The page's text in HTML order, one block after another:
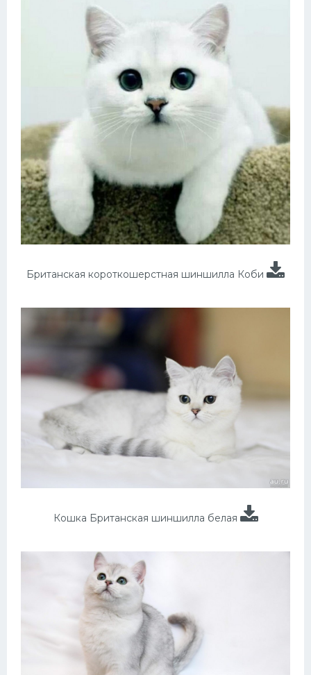
Британская короткошерстная шиншилла Коби
Кошка Британская шиншилла белая